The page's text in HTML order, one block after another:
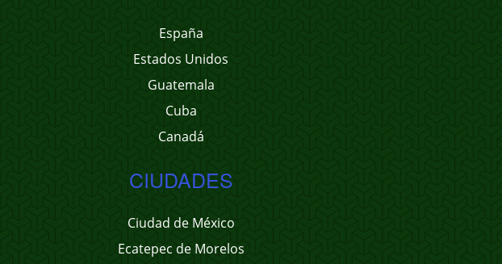
España
Estados Unidos
Guatemala
Cuba
Canadá
CIUDADES
Ciudad de México
Ecatepec de Morelos